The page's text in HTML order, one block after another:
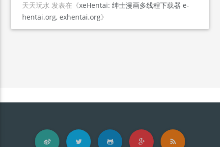
天天玩水 发表在《xeHentai: 绅士漫画多线程下载器 e-
hentai.org, exhentai.org》